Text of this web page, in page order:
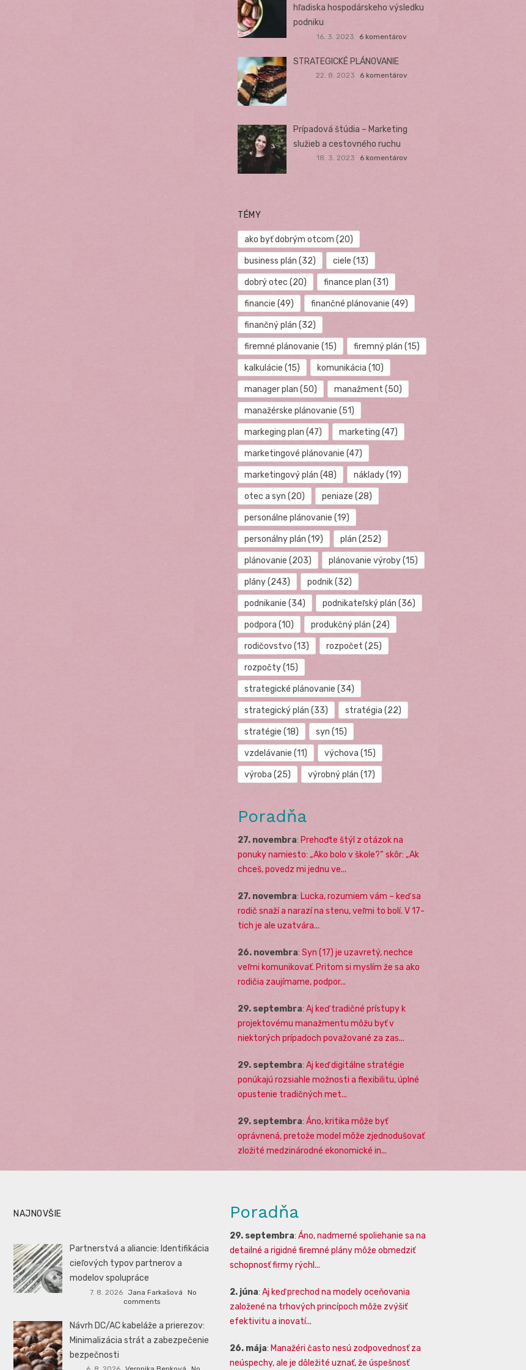
hľadiska hospodárskeho výsledku
podniku
16. 3. 2023 6 komentárov
STRATEGICKÉ PLÁNOVANIE
22. 8. 2023 6 komentárov
Prípadová štúdia – Marketing
služieb a cestovného ruchu
18. 3. 2023 6 komentárov
TÉMY
ako byť dobrým otcom (20)
business plán (32) ciele (13)
dobrý otec (20) finance plan (31)
financie (49) finančné plánovanie (49)
finančný plán (32)
firemné plánovanie (15) firemný plán (15)
kalkulácie (15) komunikácia (10)
manager plan (50) manažment (50)
manažérske plánovanie (51)
markeging plan (47) marketing (47)
marketingové plánovanie (47)
marketingový plán (48) náklady(19)
otec a syn (20) peniaze (28)
personálne plánovanie (19)
personálny plán (19) plán (252)
plánovanie (203) plánovanie výroby(15)
plány(243) podnik(32)
podnikanie (34) podnikateľský plán (36)
podpora (10) produkčný plán (24)
rodičovstvo (13) rozpočet (25)
rozpočty(15)
strategické plánovanie (34)
strategický plán (33) stratégia (22)
stratégie (18) syn (15)
vzdelávanie (11) výchova (15)
výroba (25) výrobný plán (17)
Poradňa
27. novembra: Prehoďte štýl z otázok na
ponuky namiesto: „Ako bolo v škole?“ skôr: „Ak
chceš, povedz mi jednu ve...
27. novembra: Lucka, rozumiem vám – keď sa
rodič snaží a narazí na stenu, veľmi to bolí. V 17-
tich je ale uzatvára...
26. novembra: Syn (17) je uzavretý, nechce
veľmi komunikovať. Pritom si myslím že sa ako
rodičia zaujímame, podpor...
29. septembra: Aj keď tradičné prístupy k
projektovému manažmentu môžu byť v
niektorých prípadoch považované za zas...
29. septembra: Aj keď digitálne stratégie
ponúkajú rozsiahle možnosti a flexibilitu, úplné
opustenie tradičných met...
29. septembra: Áno, kritika môže byť
oprávnená, pretože model môže zjednodušovať
zložité medzinárodné ekonomické in...
NAJNOVŠIE
Partnerstvá a aliancie: Identifikácia
cieľových typov partnerov a
modelov spolupráce
7. 8. 2026 Jana Farkašová
No
comments
Návrh DC/AC kabeláže a prierezov:
Minimalizácia strát a zabezpečenie
bezpečnosti
Poradňa
29. septembra: Áno, nadmerné spoliehanie sa na
detailné a rigidné firemné plány môže obmedziť
schopnosť firmy rýchl...
2. júna: Aj keď prechod na modely oceňovania
založené na trhových princípoch môže zvýšiť
efektivitu a inovatí...
26. mája: Manažéri často nesú zodpovednosť za
neúspechy, ale je dôležité uznať, že úspešnosť